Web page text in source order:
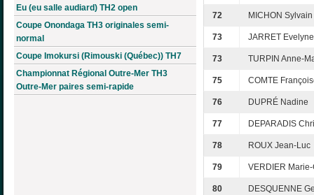
Eu (eu salle audiard) TH2 open
Coupe Onondaga TH3 originales semi-
normal
Coupe Imokursi (Rimouski (Québec)) TH7
Championnat Régional Outre-Mer TH3
Outre-Mer paires semi-rapide
72 MICHON Sylvain
73 JARRET Evelyne
73 TURPIN Anne-
75 COMTE
76 DUPRÉ Nadine
77 DEPARADIS
78 ROUX Jean-Luc
79 VERDIER
80 DESQUENNE